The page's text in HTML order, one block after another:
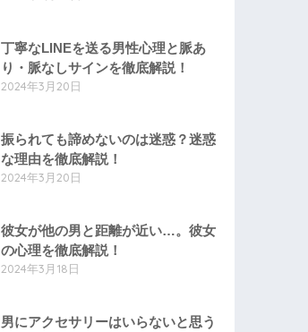
丁寧なLINEを送る男性心理と脈あ
り・脈なしサインを徹底解説！
2024年3月20日
振られても諦めないのは迷惑？迷惑
な理由を徹底解説！
2024年3月20日
彼女が他の男と距離が近い…。彼女
の心理を徹底解説！
2024年3月18日
男にアクセサリーはいらないと思う